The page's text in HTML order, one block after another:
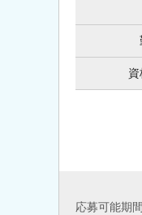
応募可能期